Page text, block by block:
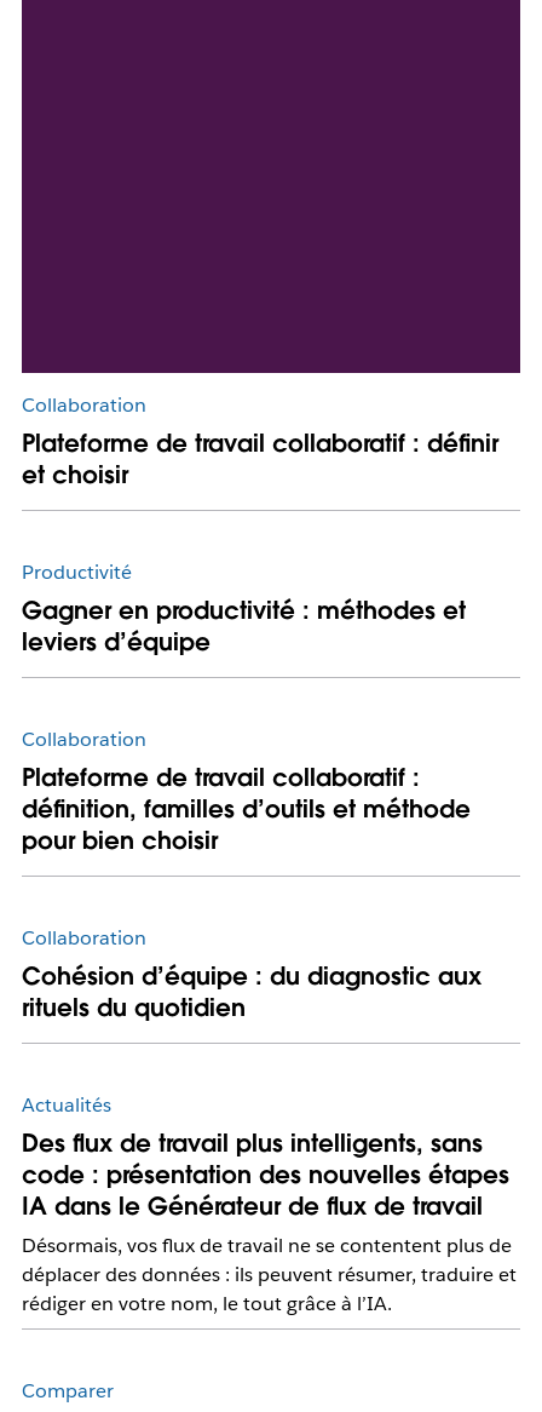
Collaboration
Plateforme de travail collaboratif : définir
et choisir
Productivité
Gagner en productivité : méthodes et
leviers d’équipe
Collaboration
Plateforme de travail collaboratif :
définition, familles d’outils et méthode
pour bien choisir
Collaboration
Cohésion d’équipe : du diagnostic aux
rituels du quotidien
Actualités
Des flux de travail plus intelligents, sans
code : présentation des nouvelles étapes
IA dans le Générateur de flux de travail
Désormais, vos flux de travail ne se contentent plus de
déplacer des données : ils peuvent résumer, traduire et
rédiger en votre nom, le tout grâce à l’IA.
Comparer